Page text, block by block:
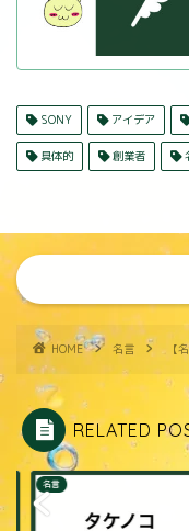
SONY アイデア
具体的 創業者
HOME 名言 【
RELATED